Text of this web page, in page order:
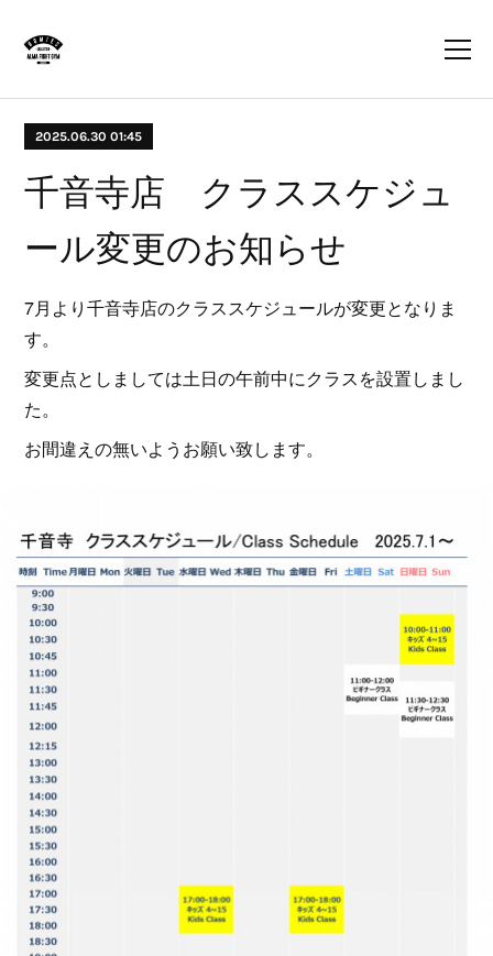
2025.06.30 01:45
千音寺店 クラススケジュ
ール変更のお知らせ
7月より千音寺店のクラススケジュールが変更となりま
す。
変更点としましては土日の午前中にクラスを設置しまし
た。
お間違えの無いようお願い致します。